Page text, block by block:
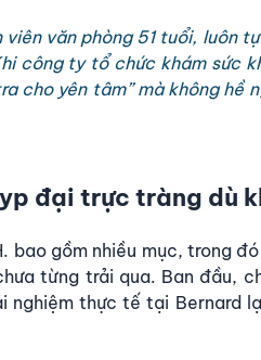
viên văn phòng 51 tuổi, luôn
công ty tổ chức khám sức
cho yên tâm” mà không hề
đại trực tràng dù
bao gồm nhiều mục, trong đó
từng trải qua. Ban đầu,
nghiệm thực tế tại Bernard